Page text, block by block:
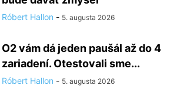
Róbert Hallon - 5. augusta 2026
O2 vám dá jeden paušál až do 4
zariadení. Otestovali sme...
Róbert Hallon - 5. augusta 2026